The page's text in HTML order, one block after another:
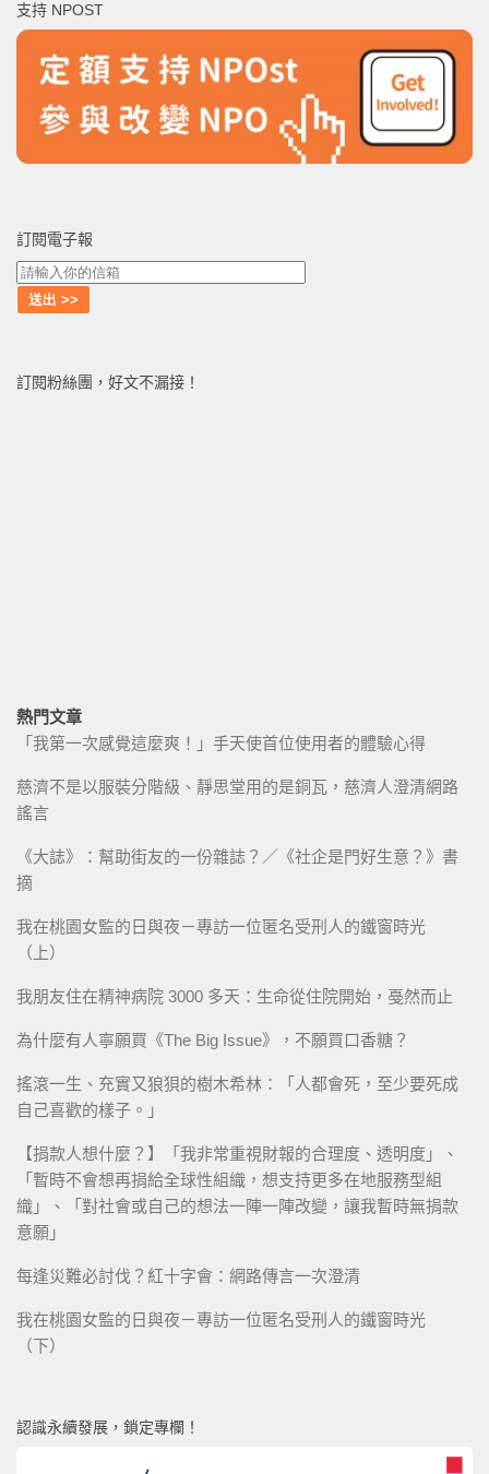
字:
支持 NPOST
訂閱電子報
訂閱粉絲團，好文不漏接！
熱門文章
「我第一次感覺這麼爽！」手天使首位使用者的體驗心得
慈濟不是以服裝分階級、靜思堂用的是銅瓦，慈濟人澄清網路
謠言
《大誌》：幫助街友的一份雜誌？／《社企是門好生意？》書
摘
我在桃園女監的日與夜－專訪一位匿名受刑人的鐵窗時光
（上）
我朋友住在精神病院 3000 多天：生命從住院開始，戞然而止
為什麼有人寧願買《The Big Issue》，不願買口香糖？
搖滾一生、充實又狼狽的樹木希林：「人都會死，至少要死成
自己喜歡的樣子。」
【捐款人想什麼？】「我非常重視財報的合理度、透明度」、
「暫時不會想再捐給全球性組織，想支持更多在地服務型組
織」、「對社會或自己的想法一陣一陣改變，讓我暫時無捐款
意願」
每逢災難必討伐？紅十字會：網路傳言一次澄清
我在桃園女監的日與夜－專訪一位匿名受刑人的鐵窗時光
（下）
認識永續發展，鎖定專欄！